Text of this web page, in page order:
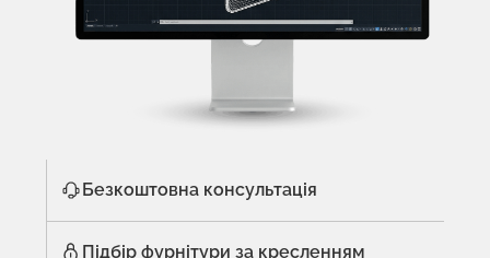
Безкоштовна консультація
Підбір фурнітури за кресленням